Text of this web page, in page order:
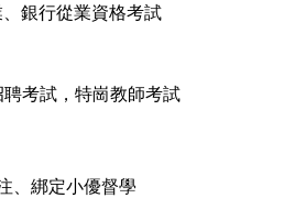
銀行從業資格考試
考試，特崗教師考試
、綁定小優督學